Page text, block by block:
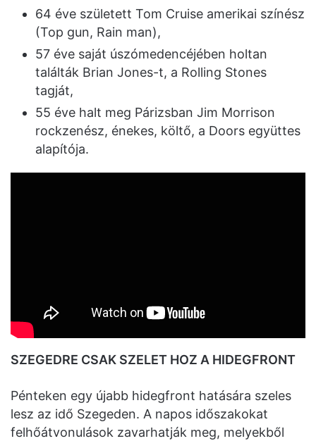
64 éve született Tom Cruise amerikai színész
(Top gun, Rain man),
57 éve saját úszómedencéjében holtan
találták Brian Jones-t, a Rolling Stones
tagját,
55 éve halt meg Párizsban Jim Morrison
rockzenész, énekes, költő, a Doors együttes
alapítója.
SZEGEDRE CSAK SZELET HOZ A HIDEGFRONT
Pénteken egy újabb hidegfront hatására szeles
lesz az idő Szegeden. A napos időszakokat
felhőátvonulások zavarhatják meg, melyekből